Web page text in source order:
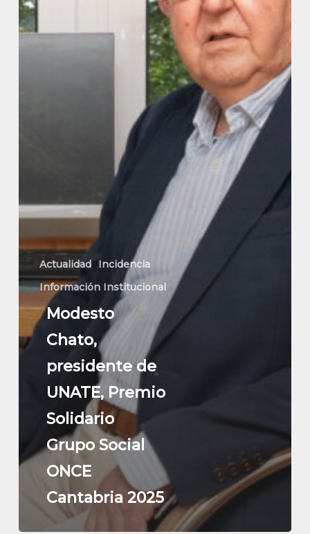
Cantabria
2025
Actualidad
Incidencia
Información Institucional
Modesto
Chato,
presidente de
UNATE, Premio
Solidario
Grupo Social
ONCE
Cantabria 2025